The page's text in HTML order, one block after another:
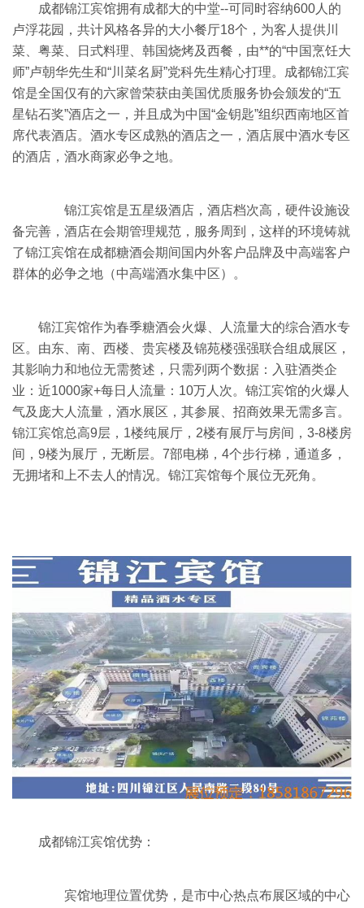
成都锦江宾馆拥有成都大的中堂--可同时容纳600人的
卢浮花园，共计风格各异的大小餐厅18个，为客人提供川
菜、粤菜、日式料理、韩国烧烤及西餐，由**的“中国烹饪大
师”卢朝华先生和“川菜名厨”党科先生精心打理。成都锦江宾
馆是全国仅有的六家曾荣获由美国优质服务协会颁发的“五
星钻石奖”酒店之一，并且成为中国“金钥匙”组织西南地区首
席代表酒店。酒水专区成熟的酒店之一，酒店展中酒水专区
的酒店，酒水商家必争之地。
锦江宾馆是五星级酒店，酒店档次高，硬件设施设
备完善，酒店在会期管理规范，服务周到，这样的环境铸就
了锦江宾馆在成都糖酒会期间国内外客户品牌及中高端客户
群体的必争之地（中高端酒水集中区）。
锦江宾馆作为春季糖酒会火爆、人流量大的综合酒水专
区。由东、南、西楼、贵宾楼及锦苑楼强强联合组成展区，
其影响力和地位无需赘述，只需列两个数据：入驻酒类企
业：近1000家+每日人流量：10万人次。锦江宾馆的火爆人
气及庞大人流量，酒水展区，其参展、招商效果无需多言。
锦江宾馆总高9层，1楼纯展厅，2楼有展厅与房间，3-8楼房
间，9楼为展厅，无断层。7部电梯，4个步行梯，通道多，
无拥堵和上不去人的情况。锦江宾馆每个展位无死角。
成都锦江宾馆优势：
宾馆地理位置优势，是市中心热点布展区域的中心